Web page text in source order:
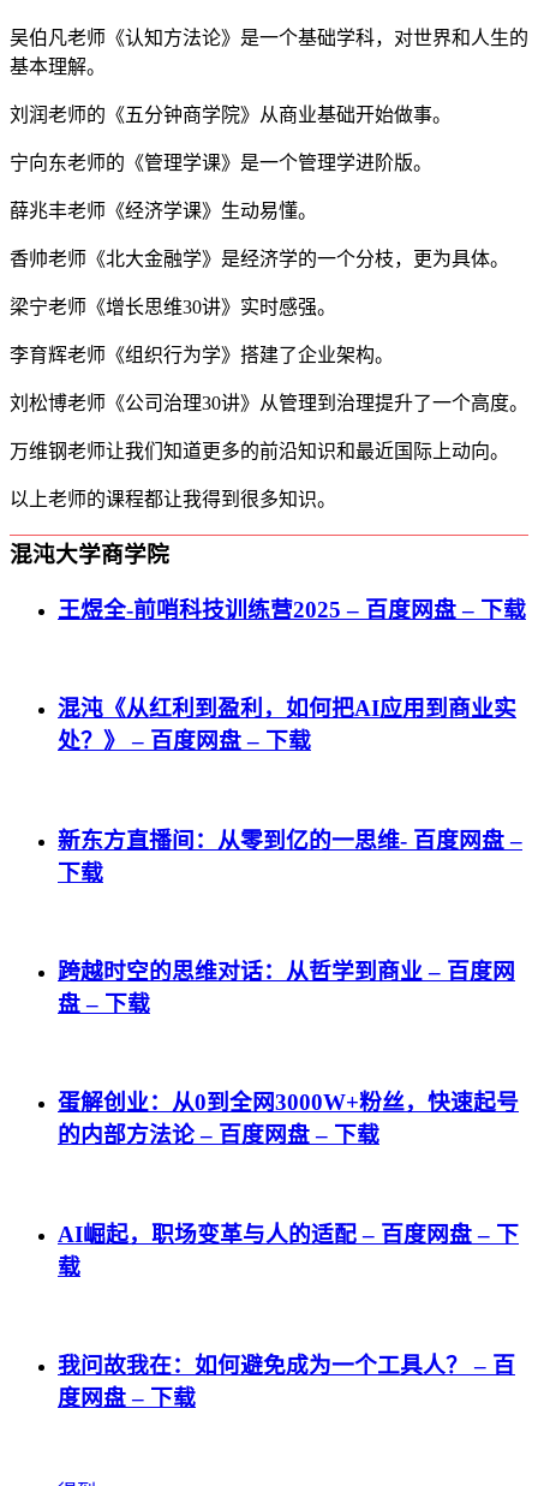
吴伯凡老师《认知方法论》是一个基础学科，对世界和人生的
基本理解。
刘润老师的《五分钟商学院》从商业基础开始做事。
宁向东老师的《管理学课》是一个管理学进阶版。
薛兆丰老师《经济学课》生动易懂。
香帅老师《北大金融学》是经济学的一个分枝，更为具体。
梁宁老师《增长思维30讲》实时感强。
李育辉老师《组织行为学》搭建了企业架构。
刘松博老师《公司治理30讲》从管理到治理提升了一个高度。
万维钢老师让我们知道更多的前沿知识和最近国际上动向。
以上老师的课程都让我得到很多知识。
混沌大学商学院
王煜全-前哨科技训练营2025 – 百度网盘 – 下载
混沌《从红利到盈利，如何把AI应用到商业实
处？》 – 百度网盘 – 下载
新东方直播间：从零到亿的一思维- 百度网盘 –
下载
跨越时空的思维对话：从哲学到商业 – 百度网
盘 – 下载
蛋解创业：从0到全网3000W+粉丝，快速起号
的内部方法论 – 百度网盘 – 下载
AI崛起，职场变革与人的适配 – 百度网盘 – 下
载
我问故我在：如何避免成为一个工具人？ – 百
度网盘 – 下载